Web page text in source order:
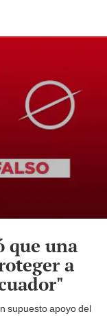
que una
a
supuesto apoyo del